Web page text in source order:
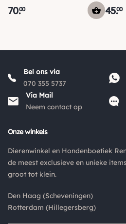
70.00 45.00
Bel ons via
070 355 5737
Via Mail
Neem contact op
Onze winkels
Dierenwinkel en Hondenboetiek
de meest exclusieve en unieke
groot tot klein.
Den Haag (Scheveningen)
Rotterdam (Hillegersberg)